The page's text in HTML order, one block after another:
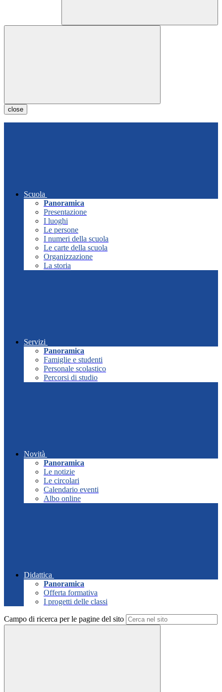
close
Scuola
Panoramica
Presentazione
I luoghi
Le persone
I numeri della scuola
Le carte della scuola
Organizzazione
La storia
Servizi
Panoramica
Famiglie e studenti
Personale scolastico
Percorsi di studio
Novità
Panoramica
Le notizie
Le circolari
Calendario eventi
Albo online
Didattica
Panoramica
Offerta formativa
I progetti delle classi
Campo di ricerca per le pagine del sito